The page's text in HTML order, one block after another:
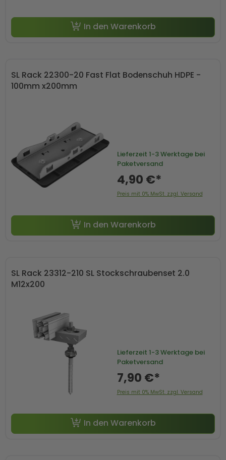
In den Warenkorb
SL Rack 22300-20 Fast Flat Bodenschuh HDPE -
100mm x200mm
Lieferzeit 1-3 Werktage bei
Paketversand
4,90 €*
Preis mit 0% MwSt. zzgl. Versand
In den Warenkorb
SL Rack 23312-210 SL Stockschraubenset 2.0
M12x200
Lieferzeit 1-3 Werktage bei
Paketversand
7,90 €*
Preis mit 0% MwSt. zzgl. Versand
In den Warenkorb